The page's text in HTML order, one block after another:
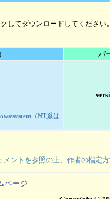
してダウンロードしてください
バ
（NT系は
ントを参照の上、作者の指定
ページ